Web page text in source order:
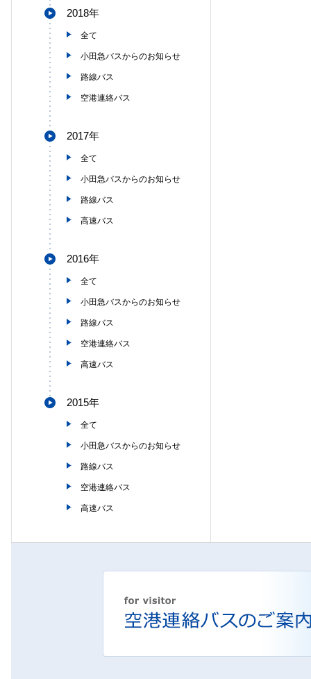
2018年
全て
小田急バスからのお知らせ
路線バス
空港連絡バス
2017年
全て
小田急バスからのお知らせ
路線バス
高速バス
2016年
全て
小田急バスからのお知らせ
路線バス
空港連絡バス
高速バス
2015年
全て
小田急バスからのお知らせ
路線バス
空港連絡バス
高速バス